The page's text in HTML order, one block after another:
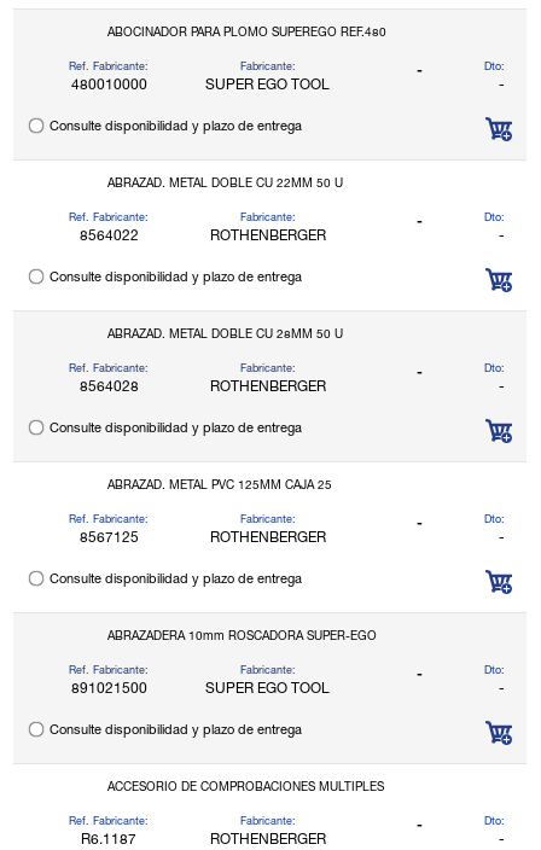
ABOCINADOR PARA PLOMO SUPEREGO REF.480
Ref. Fabricante:
480010000
Fabricante:
SUPER EGO TOOL
- Dto:
-
Consulte disponibilidad y plazo de entrega
ABRAZAD. METAL DOBLE CU 22MM 50 U
Ref. Fabricante:
8564022
Fabricante:
ROTHENBERGER
- Dto:
-
Consulte disponibilidad y plazo de entrega
ABRAZAD. METAL DOBLE CU 28MM 50 U
Ref. Fabricante:
8564028
Fabricante:
ROTHENBERGER
- Dto:
-
Consulte disponibilidad y plazo de entrega
ABRAZAD. METAL PVC 125MM CAJA 25
Ref. Fabricante:
8567125
Fabricante:
ROTHENBERGER
- Dto:
-
Consulte disponibilidad y plazo de entrega
ABRAZADERA 10mm ROSCADORA SUPER-EGO
Ref. Fabricante:
891021500
Fabricante:
SUPER EGO TOOL
- Dto:
-
Consulte disponibilidad y plazo de entrega
ACCESORIO DE COMPROBACIONES MULTIPLES
Ref. Fabricante:
R6.1187
Fabricante:
ROTHENBERGER
- Dto:
-